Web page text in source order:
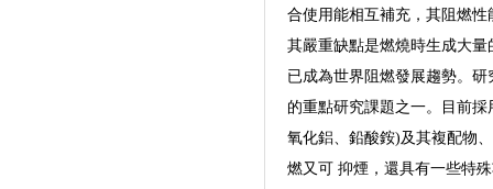
合使用能相互補充，其阻燃
其嚴重缺點是燃燒時生成大
已成為世界阻燃發展趨勢。
的重點研究課題之一。目前
氧化鋁、鉛酸銨)及其複配物
燃又可 抑煙，還具有一些特